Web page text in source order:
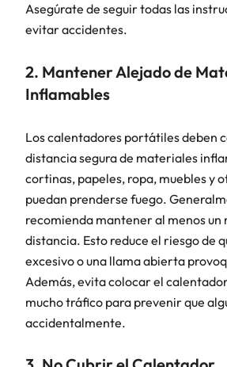
Asegúrate de seguir todas las
evitar accidentes.
2. Mantener Alejado de
Inflamables
Los calentadores portátiles deben
distancia segura de materiales
cortinas, papeles, ropa, muebles y
puedan prenderse fuego.
recomienda mantener al menos un
distancia. Esto reduce el riesgo de
excesivo o una llama abierta
Además, evita colocar el
mucho tráfico para prevenir que
accidentalmente.